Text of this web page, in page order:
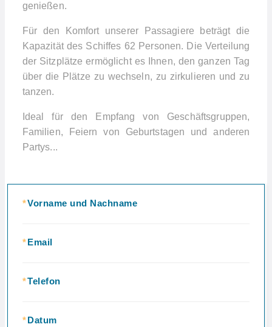
genießen.
Für den Komfort unserer Passagiere beträgt die
Kapazität des Schiffes 62 Personen. Die Verteilung
der Sitzplätze ermöglicht es Ihnen, den ganzen Tag
über die Plätze zu wechseln, zu zirkulieren und zu
tanzen.
Ideal für den Empfang von Geschäftsgruppen,
Familien, Feiern von Geburtstagen und anderen
Partys...
*Vorname und Nachname
*Email
*Telefon
*Datum